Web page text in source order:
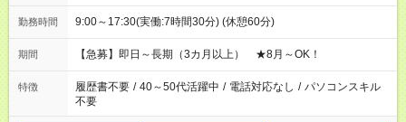
勤務時間 9:00～17:30(実働:7時間30分) (休憩60分)
期間 【急募】即日～長期（3カ月以上） ★8月～OK！
特徴 履歴書不要 / 40～50代活躍中 / 電話対応なし / パソコンスキル
不要